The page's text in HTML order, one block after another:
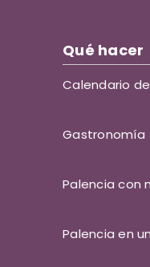
Qué hacer
Calendario
Gastronomía
Palencia con
Palencia en